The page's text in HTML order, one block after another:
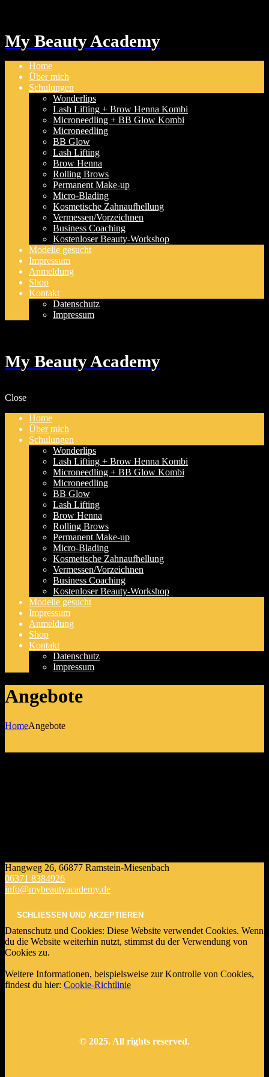
My Beauty Academy
Home
Über mich
Schulungen
Wonderlips
Lash Lifting + Brow Henna Kombi
Microneedling + BB Glow Kombi
Microneedling
BB Glow
Lash Lifting
Brow Henna
Rolling Brows
Permanent Make-up
Micro-Blading
Kosmetische Zahnaufhellung
Vermessen/Vorzeichnen
Business Coaching
Kostenloser Beauty-Workshop
Modelle gesucht
Impressum
Anmeldung
Shop
Kontakt
Datenschutz
Impressum
My Beauty Academy
Close
Home
Über mich
Schulungen
Wonderlips
Lash Lifting + Brow Henna Kombi
Microneedling + BB Glow Kombi
Microneedling
BB Glow
Lash Lifting
Brow Henna
Rolling Brows
Permanent Make-up
Micro-Blading
Kosmetische Zahnaufhellung
Vermessen/Vorzeichnen
Business Coaching
Kostenloser Beauty-Workshop
Modelle gesucht
Impressum
Anmeldung
Shop
Kontakt
Datenschutz
Impressum
Angebote
HomeAngebote
Hangweg 26, 66877 Ramstein-Miesenbach
06371 8384926
info@mybeautyacademy.de
Datenschutz und Cookies: Diese Website verwendet Cookies. Wenn
du die Website weiterhin nutzt, stimmst du der Verwendung von
Cookies zu.
Weitere Informationen, beispielsweise zur Kontrolle von Cookies,
findest du hier: Cookie-Richtlinie
© 2025. All rights reserved.